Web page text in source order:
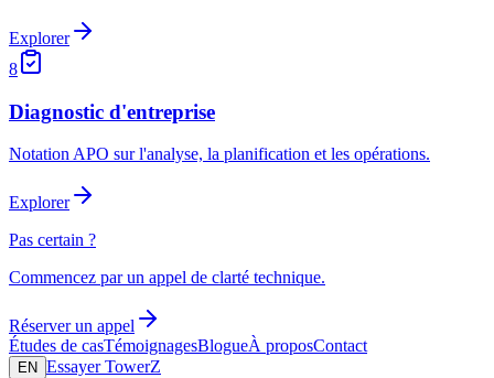
Explorer
8
Diagnostic d'entreprise
Notation APO sur l'analyse, la planification et les opérations.
Explorer
Pas certain ?
Commencez par un appel de clarté technique.
Réserver un appel
Études de casTémoignagesBlogueÀ proposContact
EN Essayer TowerZ